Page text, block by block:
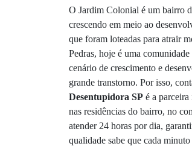
O Jardim Colonial é um bairro
crescendo em meio ao
que foram loteadas para atrair
Pedras, hoje é uma
cenário de crescimento e
grande transtorno. Por isso,
Desentupidora SP é a
nas residências do bairro, no
atender 24 horas por dia,
qualidade sabe que cada